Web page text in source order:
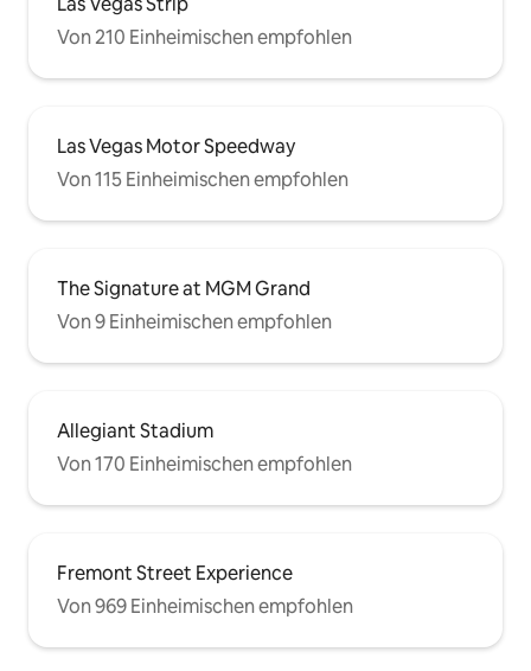
Von 210 Einheimischen empfohlen
Las Vegas Motor Speedway
Von 115 Einheimischen empfohlen
The Signature at MGM Grand
Von 9 Einheimischen empfohlen
Allegiant Stadium
Von 170 Einheimischen empfohlen
Fremont Street Experience
Von 969 Einheimischen empfohlen